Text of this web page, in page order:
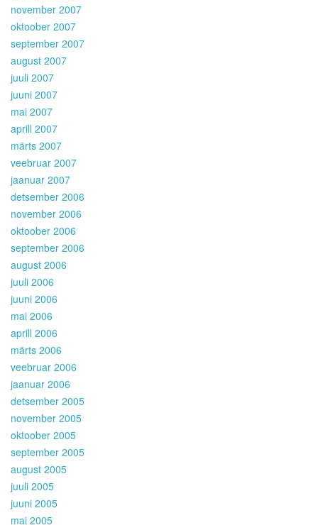
november 2007
oktoober 2007
september 2007
august 2007
juuli 2007
juuni 2007
mai 2007
aprill 2007
märts 2007
veebruar 2007
jaanuar 2007
detsember 2006
november 2006
oktoober 2006
september 2006
august 2006
juuli 2006
juuni 2006
mai 2006
aprill 2006
märts 2006
veebruar 2006
jaanuar 2006
detsember 2005
november 2005
oktoober 2005
september 2005
august 2005
juuli 2005
juuni 2005
mai 2005